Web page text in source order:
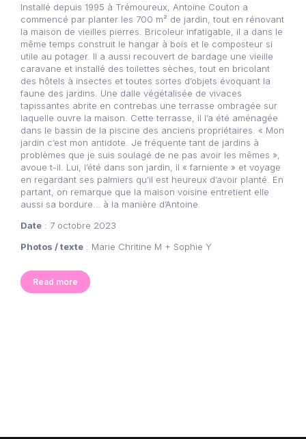
Installé depuis 1995 à Trémoureux, Antoine Couton a
commencé par planter les 700 m² de jardin, tout en rénovant
la maison de vieilles pierres. Bricoleur infatigable, il a dans le
même temps construit le hangar à bois et le composteur si
utile au potager. Il a aussi recouvert de bardage une vieille
caravane et installé des toilettes sèches, tout en bricolant
des hôtels à insectes et toutes sortes d’objets évoquant la
faune des jardins. Une dalle végétalisée de vivaces
tapissantes abrite en contrebas une terrasse ombragée sur
laquelle ouvre la maison. Cette terrasse, il l’a été aménagée
dans le bassin de la piscine des anciens propriétaires. « Mon
jardin c’est mon antidote. Je fréquente tant de jardins à
problèmes que je suis soulagé de ne pas avoir les mêmes »,
avoue t-il. Lui, l’été dans son jardin, il « farniente » et voyage
en regardant ses palmiers qu’il est heureux d’avoir planté. En
partant, on remarque que la maison voisine entretient elle
aussi sa bordure… à la manière d’Antoine.
Date : 7 octobre 2023
Photos / texte : Marie Chritine M + Sophie Y
Read more